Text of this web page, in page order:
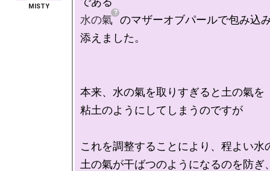
水の氣 のマザーオブパールで包み込
添えました。
本来、水の氣を取りすぎると土の氣を
粘土のようにしてしまうのですが
これを調整することにより、程よい水
土の氣が干ばつのようになるのを防ぎ